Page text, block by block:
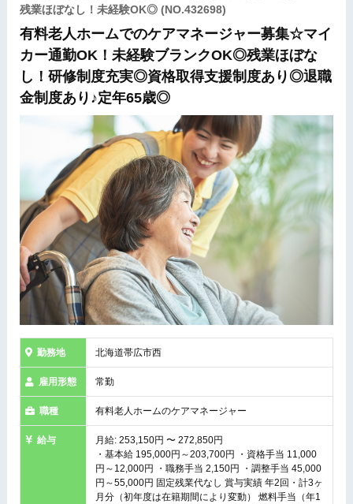
残業ほぼなし！未経験OK◎ (NO.432698)
有料老人ホームでのケアマネージャー募集☆マイ
カー通勤OK！未経験ブランクOK◎残業ほぼな
し！研修制度充実◎資格取得支援制度あり◎退職
金制度あり♪定年65歳◎
勤務地 北海道帯広市西
雇用形態 常勤
職種 有料老人ホームのケアマネージャー
給与
月給: 253,150円 〜 272,850円
・基本給 195,000円～203,700円 ・資格手当 11,000
円～12,000円 ・職務手当 2,150円 ・調整手当 45,000
円～55,000円 固定残業代なし 賞与実績 年2回・計3ヶ
月分（初年度は在籍期間により変動） 燃料手当（年1